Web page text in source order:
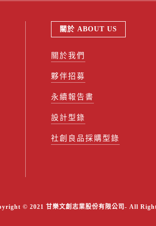
關於 ABOUT US
關於我們
夥伴招募
永續報告書
設計型錄
社創良品採購型錄
© 2021 甘樂文創志業股份有限公司- All